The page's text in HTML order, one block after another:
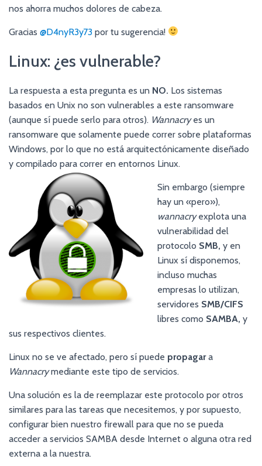
nos ahorra muchos dolores de cabeza.
Gracias @D4nyR3y73 por tu sugerencia!
Linux: ¿es vulnerable?
La respuesta a esta pregunta es un NO. Los sistemas
basados en Unix no son vulnerables a este ransomware
(aunque sí puede serlo para otros). Wannacryes un
ransomware que solamente puede correr sobre plataformas
Windows, por lo que no está arquitectónicamente diseñado
y compilado para correr en entornos Linux.
Sin embargo (siempre
hay un «pero»),
wannacryexplota una
vulnerabilidad del
protocolo SMB, y en
Linux sí disponemos,
incluso muchas
empresas lo utilizan,
servidores SMB/CIFS
libres como SAMBA, y
sus respectivos clientes.
Linux no se ve afectado, pero sí puede propagara
Wannacrymediante este tipo de servicios.
Una solución es la de reemplazar este protocolo por otros
similares para las tareas que necesitemos, y por supuesto,
configurar bien nuestro firewall para que no se pueda
acceder a servicios SAMBA desde Internet o alguna otra red
externa a la nuestra.